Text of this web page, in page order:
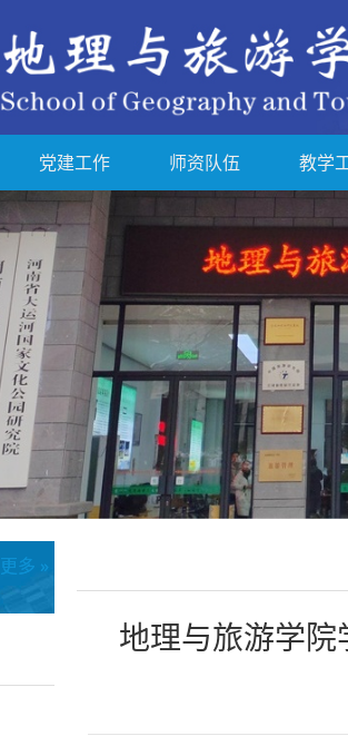
党建工作 师资队伍 教学
更多 »
更多 »
地理与旅游学